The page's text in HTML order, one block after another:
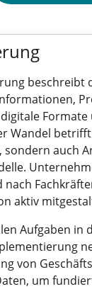
beschreibt
Formate
Wandel
sondern auch
aktiv
Aufgaben in
von
um